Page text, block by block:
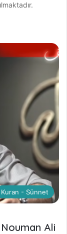
Kuran - Sünnet
Ali